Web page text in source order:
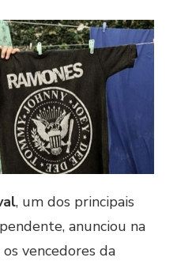
, um dos principais
anunciou na
vencedores da